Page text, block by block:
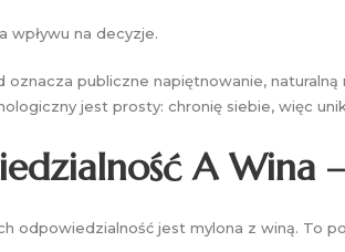
wpływu na decyzje.
oznacza publiczne napiętnowanie,
jest prosty: chronię siebie, więc
A Wina
odpowiedzialność jest mylona z winą. To